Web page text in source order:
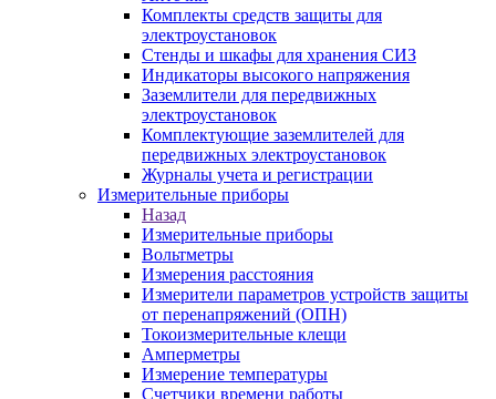
Комплекты средств защиты для
электроустановок
Стенды и шкафы для хранения СИЗ
Индикаторы высокого напряжения
Заземлители для передвижных
электроустановок
Комплектующие заземлителей для
передвижных электроустановок
Журналы учета и регистрации
Измерительные приборы
Назад
Измерительные приборы
Вольтметры
Измерения расстояния
Измерители параметров устройств защиты
от перенапряжений (ОПН)
Токоизмерительные клещи
Амперметры
Измерение температуры
Счетчики времени работы